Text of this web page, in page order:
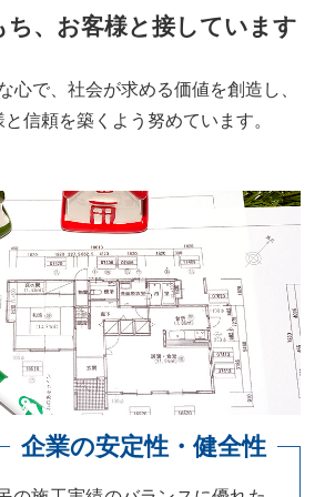
ち、お客様と接しています
心で、社会が求める価値を創造し、
信頼を築くよう努めています。